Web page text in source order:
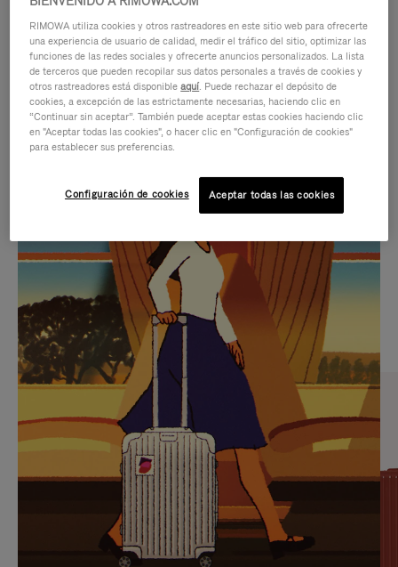
VÍDEO
NO
ESTÁ
PAUSADO,
PULSE
PARA
PAUSARLO.
SONIDO
DEL
VÍDEO
ESTÁ
DESACTIVADO:
PULSE
PARA
ACTIVARLO.
IDAS DE REGALO CUIDADOSAMENTE ELEGIDAS
Encuentre su compañero de
viaje ideal
RIMOWA utiliza cookies y otros rastreadores en este sitio web para ofrecerte
una experiencia de usuario de calidad, medir el tráfico del sitio, optimizar las
funciones de las redes sociales y ofrecerte anuncios personalizados. La lista
de terceros que pueden recopilar sus datos personales a través de cookies y
otros rastreadores está disponibleaquí. Puede rechazar el depósito de
cookies, a excepción de las estrictamente necesarias, haciendo clic en
“Continuar sin aceptar”. También puede aceptar estas cookies haciendo clic
en "Aceptar todas las cookies", o hacer clic en "Configuración de cookies"
para establecer sus preferencias.
Configuración de cookies Aceptar todas las cookies